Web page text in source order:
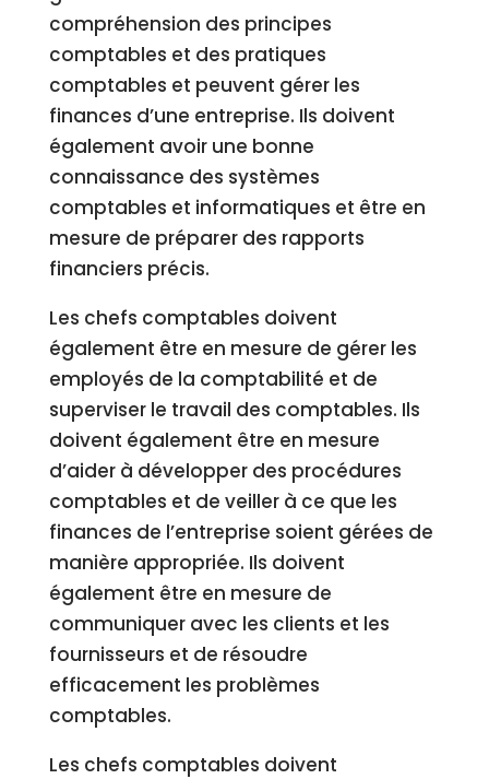
compréhension des principes
comptables et des pratiques
comptables et peuvent gérer les
finances d’une entreprise. Ils doivent
également avoir une bonne
connaissance des systèmes
comptables et informatiques et être en
mesure de préparer des rapports
financiers précis.
Les chefs comptables doivent
également être en mesure de gérer les
employés de la comptabilité et de
superviser le travail des comptables. Ils
doivent également être en mesure
d’aider à développer des procédures
comptables et de veiller à ce que les
finances de l’entreprise soient gérées de
manière appropriée. Ils doivent
également être en mesure de
communiquer avec les clients et les
fournisseurs et de résoudre
efficacement les problèmes
comptables.
Les chefs comptables doivent